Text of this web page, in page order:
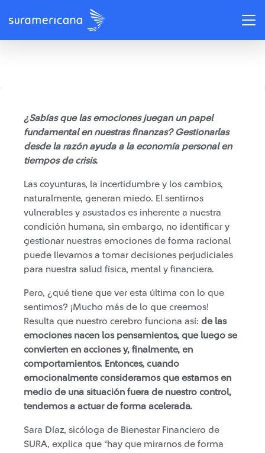
¿Sabías que las emociones juegan un papel
fundamental en nuestras finanzas? Gestionarlas
desde la razón ayuda a la economía personal en
tiempos de crisis.
Las coyunturas, la incertidumbre y los cambios,
naturalmente, generan miedo. El sentirnos
vulnerables y asustados es inherente a nuestra
condición humana, sin embargo, no identificar y
gestionar nuestras emociones de forma racional
puede llevarnos a tomar decisiones perjudiciales
para nuestra salud física, mental y financiera.
Pero, ¿qué tiene que ver esta última con lo que
sentimos? ¡Mucho más de lo que creemos!
Resulta que nuestro cerebro funciona así: de las
emociones nacen los pensamientos, que luego se
convierten en acciones y, finalmente, en
comportamientos. Entonces, cuando
emocionalmente consideramos que estamos en
medio de una situación fuera de nuestro control,
tendemos a actuar de forma acelerada.
Sara Díaz, sicóloga de Bienestar Financiero de
SURA, explica que “hay que mirarnos de forma